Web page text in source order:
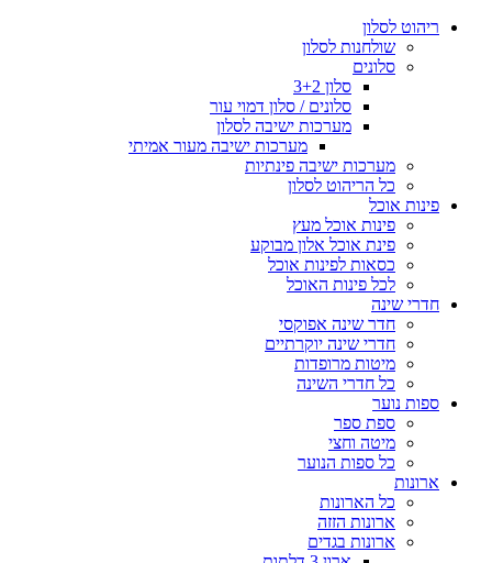
ריהוט לסלון
שולחנות לסלון
סלונים
סלון 3+2
סלונים / סלון דמוי עור
מערכות ישיבה לסלון
מערכות ישיבה מעור אמיתי
מערכות ישיבה פינתיות
כל הריהוט לסלון
פינות אוכל
פינות אוכל מעץ
פינת אוכל אלון מבוקע
כסאות לפינות אוכל
לכל פינות האוכל
חדרי שינה
חדר שינה אפוקסי
חדרי שינה יוקרתיים
מיטות מרופדות
כל חדרי השינה
ספות נוער
ספת ספר
מיטה וחצי
כל ספות הנוער
ארונות
כל הארונות
ארונות הזזה
ארונות בגדים